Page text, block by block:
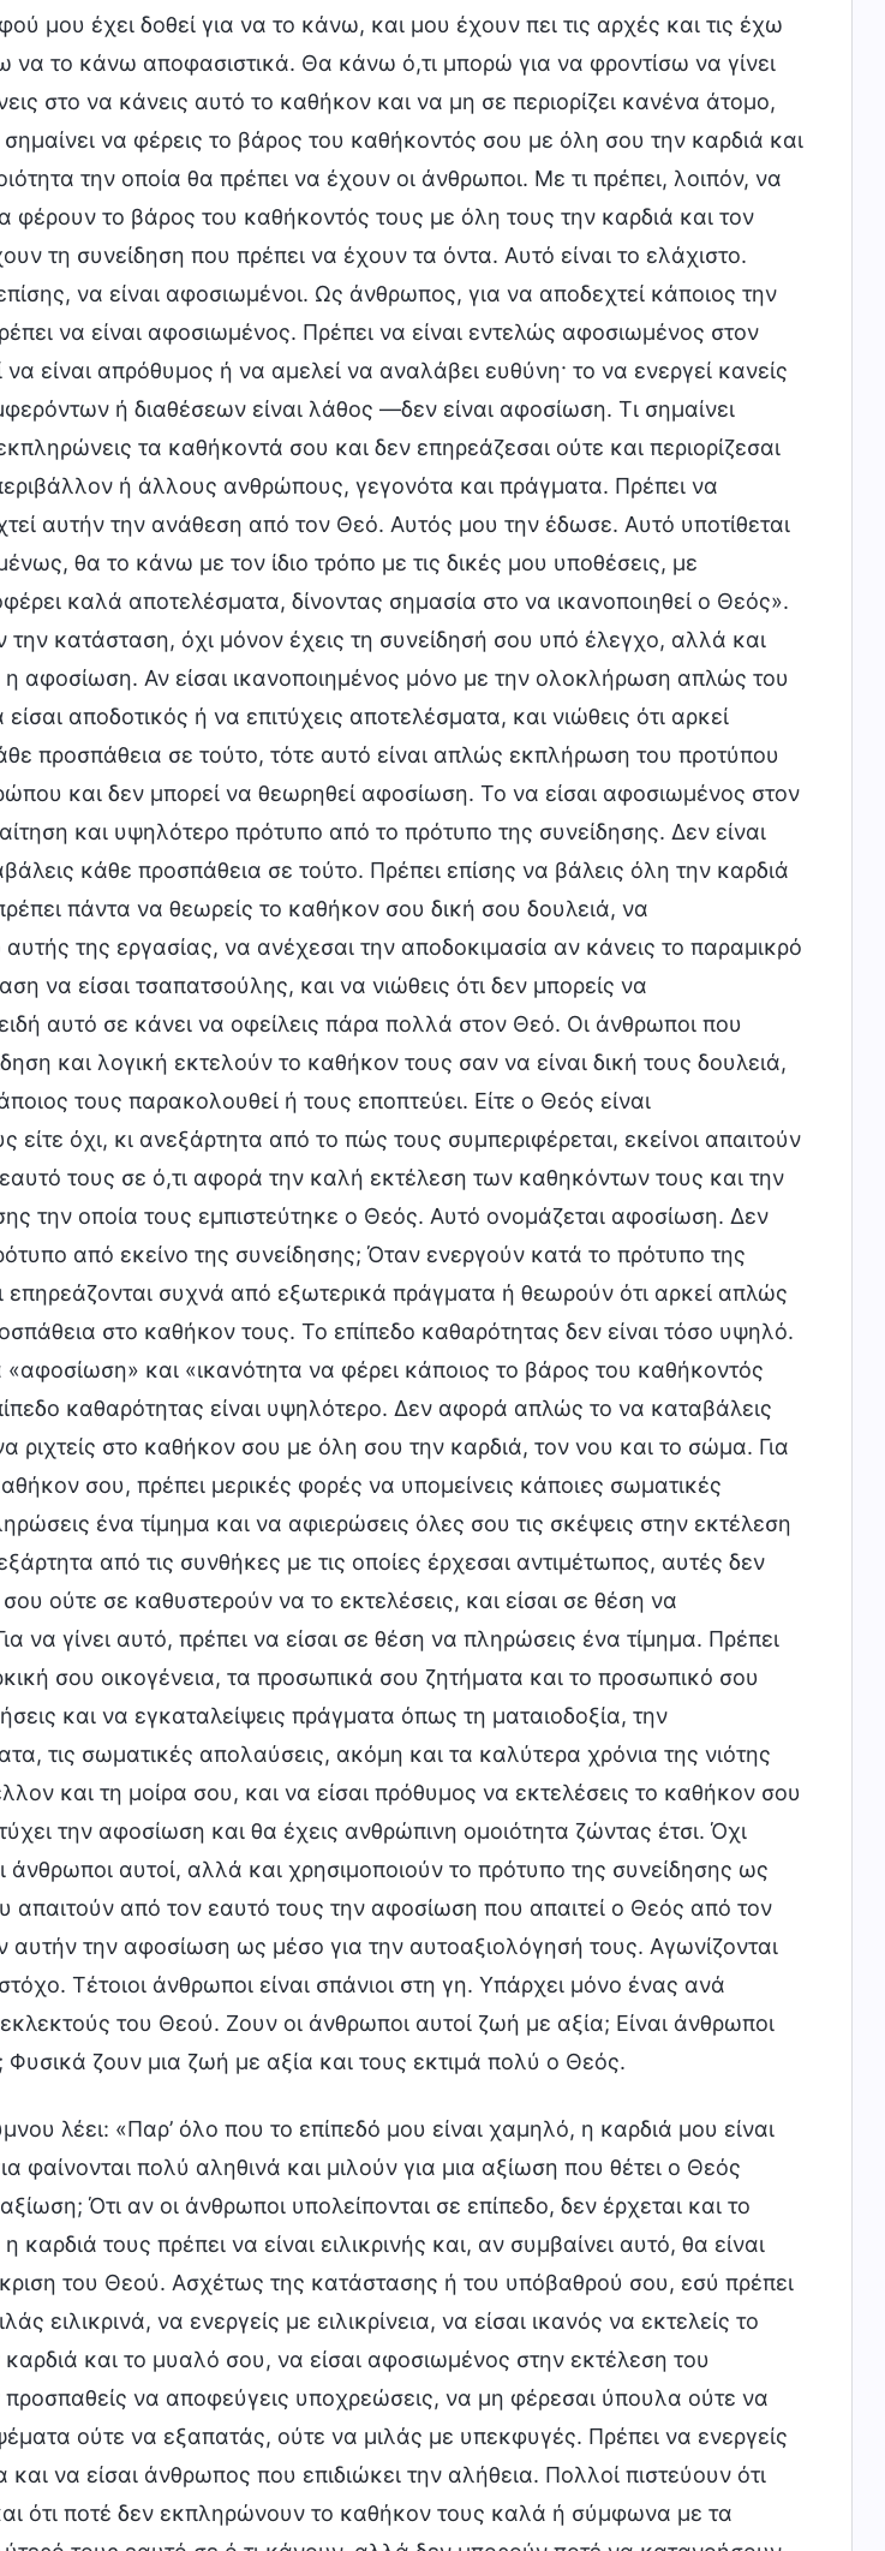
μου έχει δοθεί για να το κάνω, και μου έχουν πει τις αρχές και τις έχω
να το κάνω αποφασιστικά. Θα κάνω ό,τι μπορώ για να φροντίσω να γίνει
στο να κάνεις αυτό το καθήκον και να μη σε περιορίζει κανένα άτομο,
να φέρεις το βάρος του καθήκοντός σου με όλη σου την καρδιά και
την οποία θα πρέπει να έχουν οι άνθρωποι. Με τι πρέπει, λοιπόν, να
φέρουν το βάρος του καθήκοντός τους με όλη τους την καρδιά και τον
τη συνείδηση που πρέπει να έχουν τα όντα. Αυτό είναι το ελάχιστο.
να είναι αφοσιωμένοι. Ως άνθρωπος, για να αποδεχτεί κάποιος την
να είναι αφοσιωμένος. Πρέπει να είναι εντελώς αφοσιωμένος στον
είναι απρόθυμος ή να αμελεί να αναλάβει ευθύνη· το να ενεργεί κανείς
ή διαθέσεων είναι λάθος —δεν είναι αφοσίωση. Τι σημαίνει
τα καθήκοντά σου και δεν επηρεάζεσαι ούτε και περιορίζεσαι
ή άλλους ανθρώπους, γεγονότα και πράγματα. Πρέπει να
αυτήν την ανάθεση από τον Θεό. Αυτός μου την έδωσε. Αυτό υποτίθεται
θα το κάνω με τον ίδιο τρόπο με τις δικές μου υποθέσεις, με
καλά αποτελέσματα, δίνοντας σημασία στο να ικανοποιηθεί ο Θεός».
την κατάσταση, όχι μόνον έχεις τη συνείδησή σου υπό έλεγχο, αλλά και
αφοσίωση. Αν είσαι ικανοποιημένος μόνο με την ολοκλήρωση απλώς του
αποδοτικός ή να επιτύχεις αποτελέσματα, και νιώθεις ότι αρκεί
προσπάθεια σε τούτο, τότε αυτό είναι απλώς εκπλήρωση του προτύπου
και δεν μπορεί να θεωρηθεί αφοσίωση. Το να είσαι αφοσιωμένος στον
και υψηλότερο πρότυπο από το πρότυπο της συνείδησης. Δεν είναι
κάθε προσπάθεια σε τούτο. Πρέπει επίσης να βάλεις όλη την καρδιά
πάντα να θεωρείς το καθήκον σου δική σου δουλειά, να
της εργασίας, να ανέχεσαι την αποδοκιμασία αν κάνεις το παραμικρό
να είσαι τσαπατσούλης, και να νιώθεις ότι δεν μπορείς να
αυτό σε κάνει να οφείλεις πάρα πολλά στον Θεό. Οι άνθρωποι που
και λογική εκτελούν το καθήκον τους σαν να είναι δική τους δουλειά,
τους παρακολουθεί ή τους εποπτεύει. Είτε ο Θεός είναι
είτε όχι, κι ανεξάρτητα από το πώς τους συμπεριφέρεται, εκείνοι απαιτούν
τους σε ό,τι αφορά την καλή εκτέλεση των καθηκόντων τους και την
την οποία τους εμπιστεύτηκε ο Θεός. Αυτό ονομάζεται αφοσίωση. Δεν
από εκείνο της συνείδησης; Όταν ενεργούν κατά το πρότυπο της
επηρεάζονται συχνά από εξωτερικά πράγματα ή θεωρούν ότι αρκεί απλώς
στο καθήκον τους. Το επίπεδο καθαρότητας δεν είναι τόσο υψηλό.
και «ικανότητα να φέρει κάποιος το βάρος του καθήκοντός
καθαρότητας είναι υψηλότερο. Δεν αφορά απλώς το να καταβάλεις
ριχτείς στο καθήκον σου με όλη σου την καρδιά, τον νου και το σώμα. Για
σου, πρέπει μερικές φορές να υπομείνεις κάποιες σωματικές
ένα τίμημα και να αφιερώσεις όλες σου τις σκέψεις στην εκτέλεση
από τις συνθήκες με τις οποίες έρχεσαι αντιμέτωπος, αυτές δεν
ούτε σε καθυστερούν να το εκτελέσεις, και είσαι σε θέση να
να γίνει αυτό, πρέπει να είσαι σε θέση να πληρώσεις ένα τίμημα. Πρέπει
σου οικογένεια, τα προσωπικά σου ζητήματα και το προσωπικό σου
και να εγκαταλείψεις πράγματα όπως τη ματαιοδοξία, την
τις σωματικές απολαύσεις, ακόμη και τα καλύτερα χρόνια της νιότης
και τη μοίρα σου, και να είσαι πρόθυμος να εκτελέσεις το καθήκον σου
την αφοσίωση και θα έχεις ανθρώπινη ομοιότητα ζώντας έτσι. Όχι
άνθρωποι αυτοί, αλλά και χρησιμοποιούν το πρότυπο της συνείδησης ως
απαιτούν από τον εαυτό τους την αφοσίωση που απαιτεί ο Θεός από τον
αυτήν την αφοσίωση ως μέσο για την αυτοαξιολόγησή τους. Αγωνίζονται
Τέτοιοι άνθρωποι είναι σπάνιοι στη γη. Υπάρχει μόνο ένας ανά
του Θεού. Ζουν οι άνθρωποι αυτοί ζωή με αξία; Είναι άνθρωποι
ζουν μια ζωή με αξία και τους εκτιμά πολύ ο Θεός.
λέει: «Παρ’ όλο που το επίπεδό μου είναι χαμηλό, η καρδιά μου είναι
φαίνονται πολύ αληθινά και μιλούν για μια αξίωση που θέτει ο Θεός
Ότι αν οι άνθρωποι υπολείπονται σε επίπεδο, δεν έρχεται και το
τους πρέπει να είναι ειλικρινής και, αν συμβαίνει αυτό, θα είναι
του Θεού. Ασχέτως της κατάστασης ή του υπόβαθρού σου, εσύ πρέπει
ειλικρινά, να ενεργείς με ειλικρίνεια, να είσαι ικανός να εκτελείς το
και το μυαλό σου, να είσαι αφοσιωμένος στην εκτέλεση του
να αποφεύγεις υποχρεώσεις, να μη φέρεσαι ύπουλα ούτε να
ούτε να εξαπατάς, ούτε να μιλάς με υπεκφυγές. Πρέπει να ενεργείς
να είσαι άνθρωπος που επιδιώκει την αλήθεια. Πολλοί πιστεύουν ότι
ότι ποτέ δεν εκπληρώνουν το καθήκον τους καλά ή σύμφωνα με τα